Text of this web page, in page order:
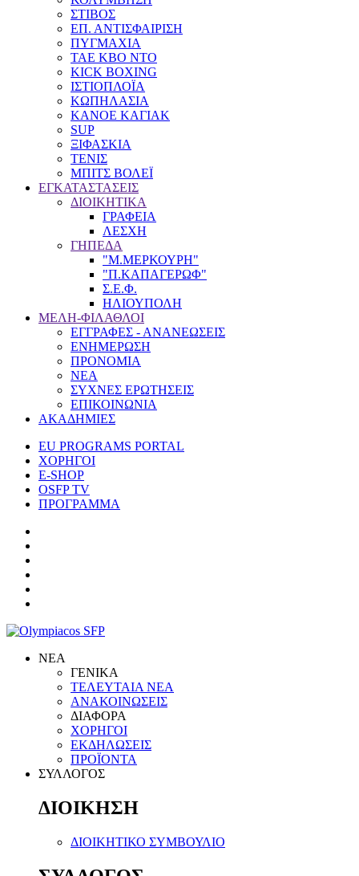
ΣΤΙΒΟΣ
ΕΠ. ΑΝΤΙΣΦΑΙΡΙΣΗ
ΠΥΓΜΑΧΙΑ
TAE KBO NTO
KICK BOXING
ΙΣΤΙΟΠΛΟΪΑ
ΚΩΠΗΛΑΣΙΑ
ΚΑΝΟΕ ΚΑΓΙΑΚ
SUP
ΞΙΦΑΣΚΙΑ
ΤΕΝΙΣ
ΜΠΙΤΣ ΒΟΛΕΪ
ΕΓΚΑΤΑΣΤΑΣΕΙΣ
ΔΙΟΙΚΗΤΙΚΑ
ΓΡΑΦΕΙΑ
ΛΕΣΧΗ
ΓΗΠΕΔΑ
"Μ.ΜΕΡΚΟΥΡΗ"
"Π.ΚΑΠΑΓΕΡΩΦ"
Σ.Ε.Φ.
ΗΛΙΟΥΠΟΛΗ
ΜΕΛΗ-ΦΙΛΑΘΛΟΙ
ΕΓΓΡΑΦΕΣ - ΑΝΑΝΕΩΣΕΙΣ
ΕΝΗΜΕΡΩΣΗ
ΠΡΟΝΟΜΙΑ
NEA
ΣΥΧΝΕΣ ΕΡΩΤΗΣΕΙΣ
ΕΠΙΚΟΙΝΩΝΙΑ
ΑΚΑΔΗΜΙΕΣ
EU PROGRAMS PORTAL
ΧΟΡΗΓΟΙ
E-SHOP
OSFP TV
ΠΡΟΓΡΑΜΜΑ
ΝΕΑ
ΓΕΝΙΚΑ
ΤΕΛΕΥΤΑΙΑ ΝΕΑ
ΑΝΑΚΟΙΝΩΣΕΙΣ
ΔΙΑΦΟΡΑ
ΧΟΡΗΓΟΙ
ΕΚΔΗΛΩΣΕΙΣ
ΠΡΟΪΟΝΤΑ
ΣΥΛΛΟΓΟΣ
ΔΙΟΙΚΗΣΗ
ΔΙΟΙΚΗΤΙΚΟ ΣΥΜΒΟΥΛΙΟ